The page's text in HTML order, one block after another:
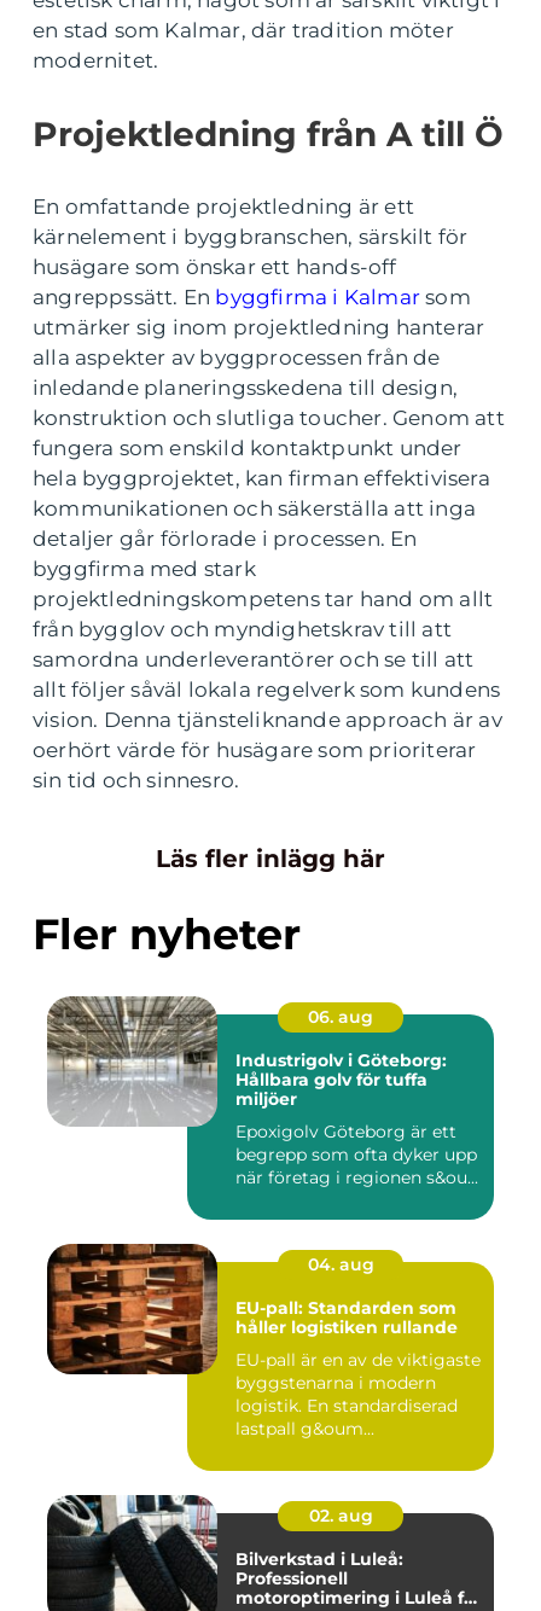
en stad som Kalmar, där tradition möter
modernitet.
Projektledning från A till Ö
En omfattande projektledning är ett
kärnelement i byggbranschen, särskilt för
husägare som önskar ett hands-off
angreppssätt. En byggfirma i Kalmar som
utmärker sig inom projektledning hanterar
alla aspekter av byggprocessen från de
inledande planeringsskedena till design,
konstruktion och slutliga toucher. Genom att
fungera som enskild kontaktpunkt under
hela byggprojektet, kan firman effektivisera
kommunikationen och säkerställa att inga
detaljer går förlorade i processen. En
byggfirma med stark
projektledningskompetens tar hand om allt
från bygglov och myndighetskrav till att
samordna underleverantörer och se till att
allt följer såväl lokala regelverk som kundens
vision. Denna tjänsteliknande approach är av
oerhört värde för husägare som prioriterar
sin tid och sinnesro.
Läs fler inlägg här
Fler nyheter
06. aug
Industrigolv i Göteborg:
Hållbara golv för tuffa
miljöer
Epoxigolv Göteborg är ett
begrepp som ofta dyker upp
när företag i regionen s&ou...
04. aug
EU-pall: Standarden som
håller logistiken rullande
EU-pall är en av de viktigaste
byggstenarna i modern
logistik. En standardiserad
lastpall g&oum...
02. aug
Bilverkstad i Luleå:
Professionell
motoroptimering i Luleå för